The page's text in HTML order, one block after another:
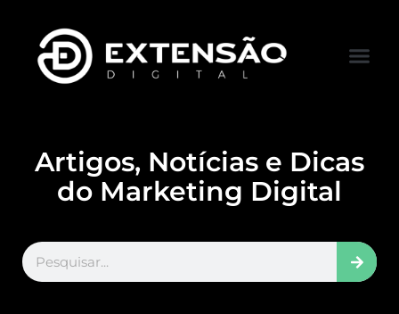
Artigos, Notícias e Dicas
do Marketing Digital